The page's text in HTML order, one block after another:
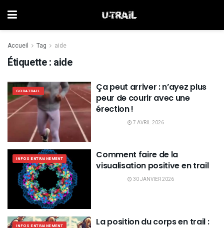
Accueil Tag aide
Étiquette : aide
GORATRAIL
Ça peut arriver : n’ayez plus
peur de courir avec une
érection !
7 AVRIL 2026
INFOS ENTRAINEMENT
Comment faire de la
visualisation positive en trail
30 JANVIER 2026
INFOS ENTRAINEMENT
La position du corps en trail :